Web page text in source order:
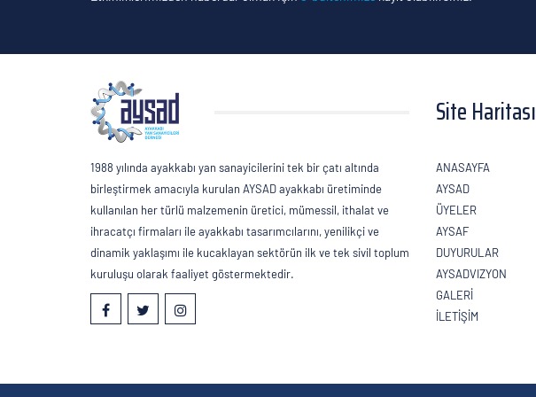
1988 yılında ayakkabı yan sanayicilerini tek bir çatı altında
birleştirmek amacıyla kurulan AYSAD ayakkabı üretiminde
kullanılan her türlü malzemenin üretici, mümessil, ithalat ve
ihracatçı firmaları ile ayakkabı tasarımcılarını, yenilikçi ve
dinamik yaklaşımı ile kucaklayan sektörün ilk ve tek sivil toplum
kuruluşu olarak faaliyet göstermektedir.
Site Haritası
ANASAYFA
AYSAD
ÜYELER
AYSAF
DUYURULAR
AYSADVIZYON
GALERİ
İLETİŞİM